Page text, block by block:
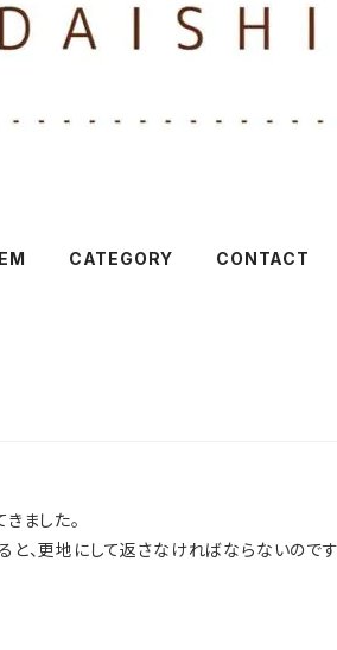
CATEGORY CONTACT
ました。
、更地にして返さなければならないのです